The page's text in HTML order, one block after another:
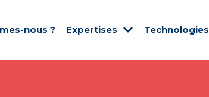
nous ? Expertises Technologies